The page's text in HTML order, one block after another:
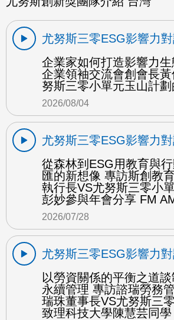
尤努斯三零ESG影響力
企業家如何打造影響力
企業領袖交流會創會長
努斯三零小單元玉山計
2026/08/04
尤努斯三零ESG影響力
從森林到ESG用教育與
匯的新想像 專訪斯創教
執行長VS尤努斯三零小
彭妙參與年會分享 FM
2026/07/28
尤努斯三零ESG影響力
以勞資關係的平衡之道
永續管理 專訪諮瑞勞務
瑞珠董事長VS尤努斯三
致理科技大學陳慧芸同